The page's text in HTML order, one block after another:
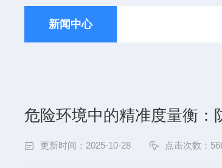
新闻中心
危险环境中的精准度量衡：
更新时间：2025-10-28 点击次数：